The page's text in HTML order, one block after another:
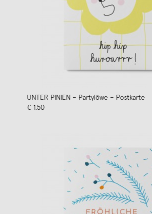
UNTER PINIEN – Partylöwe – Postkarte
€ 1,50